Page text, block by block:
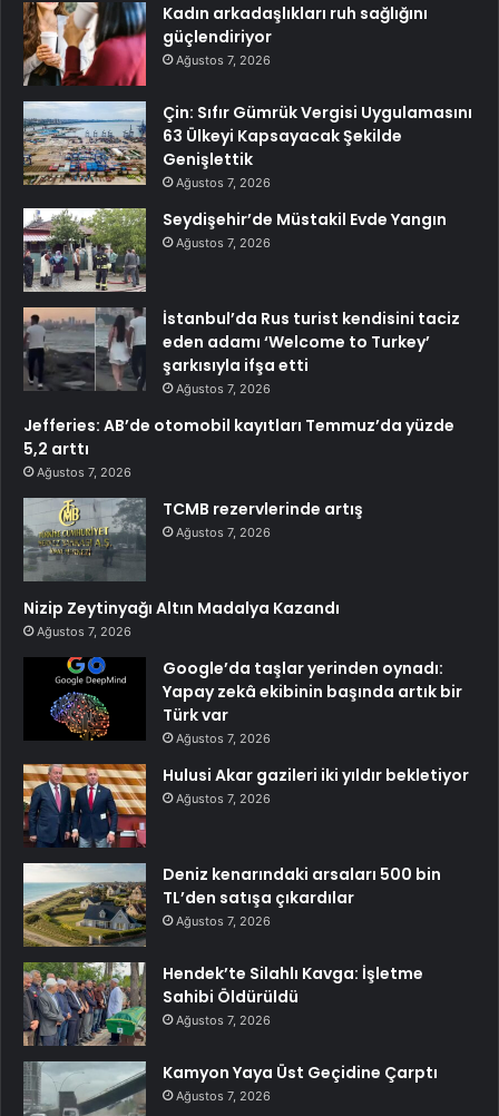
Kadın arkadaşlıkları ruh sağlığını
güçlendiriyor
Ağustos 7, 2026
Çin: Sıfır Gümrük Vergisi Uygulamasını
63 Ülkeyi Kapsayacak Şekilde
Genişlettik
Ağustos 7, 2026
Seydişehir’de Müstakil Evde Yangın
Ağustos 7, 2026
İstanbul’da Rus turist kendisini taciz
eden adamı ‘Welcome to Turkey’
şarkısıyla ifşa etti
Ağustos 7, 2026
Jefferies: AB’de otomobil kayıtları Temmuz’da yüzde
5,2 arttı
Ağustos 7, 2026
TCMB rezervlerinde artış
Ağustos 7, 2026
Nizip Zeytinyağı Altın Madalya Kazandı
Ağustos 7, 2026
Google’da taşlar yerinden oynadı:
Yapay zekâ ekibinin başında artık bir
Türk var
Ağustos 7, 2026
Hulusi Akar gazileri iki yıldır bekletiyor
Ağustos 7, 2026
Deniz kenarındaki arsaları 500 bin
TL’den satışa çıkardılar
Ağustos 7, 2026
Hendek’te Silahlı Kavga: İşletme
Sahibi Öldürüldü
Ağustos 7, 2026
Kamyon Yaya Üst Geçidine Çarptı
Ağustos 7, 2026